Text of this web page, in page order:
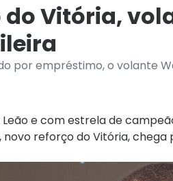
Vitória,
por empréstimo, o volante
e com estrela de
novo reforço do Vitória,